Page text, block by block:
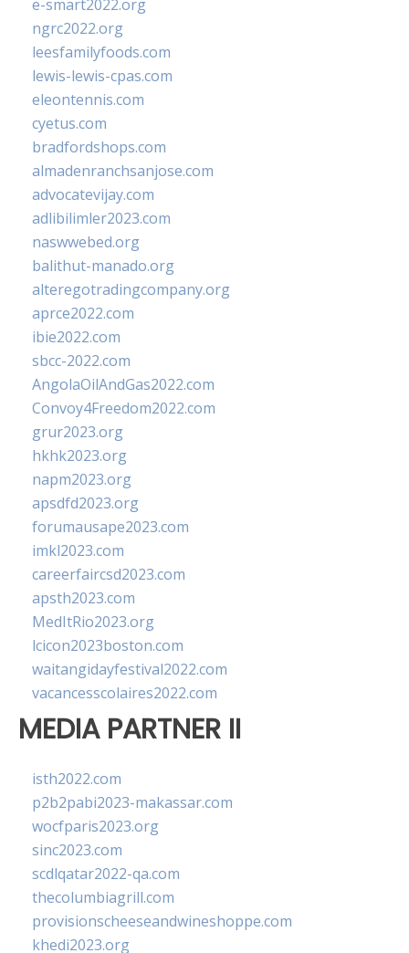
e-smart2022.org
ngrc2022.org
leesfamilyfoods.com
lewis-lewis-cpas.com
eleontennis.com
cyetus.com
bradfordshops.com
almadenranchsanjose.com
advocatevijay.com
adlibilimler2023.com
naswwebed.org
balithut-manado.org
alteregotradingcompany.org
aprce2022.com
ibie2022.com
sbcc-2022.com
AngolaOilAndGas2022.com
Convoy4Freedom2022.com
grur2023.org
hkhk2023.org
napm2023.org
apsdfd2023.org
forumausape2023.com
imkl2023.com
careerfaircsd2023.com
apsth2023.com
MedItRio2023.org
lcicon2023boston.com
waitangidayfestival2022.com
vacancesscolaires2022.com
MEDIA PARTNER II
isth2022.com
p2b2pabi2023-makassar.com
wocfparis2023.org
sinc2023.com
scdlqatar2022-qa.com
thecolumbiagrill.com
provisionscheeseandwineshoppe.com
khedi2023.org